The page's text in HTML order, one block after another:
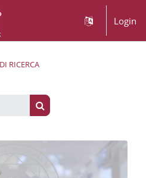
Login
RICERCA
Cerca corsi